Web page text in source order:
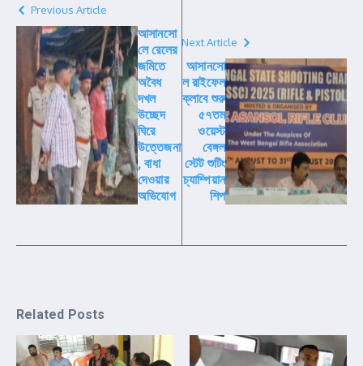
Previous Article
আসানসো
লে রেলের
জমিতে
অবৈধ
দখল
উচ্ছেদ
ঘিরে
উত্তেজনা
, বাধা
দেওয়ার
অভিযোগ
Next Article
আসানসো
ল রাইফেল
ক্লাবে শুরু
৫৭তম
ওয়েস্ট
বেঙ্গল
স্টেট শুটিং
চ্যাম্পিয়ান
শিপ
Related Posts